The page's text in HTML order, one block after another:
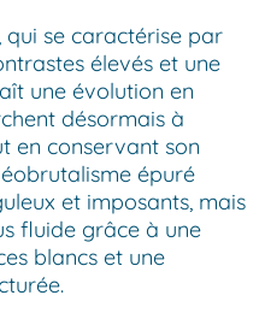
qui se caractérise par
élevés et une
une évolution en
désormais à
en conservant son
épuré
et imposants, mais
fluide grâce à une
blancs et une